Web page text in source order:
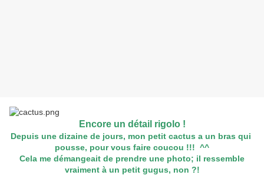
Encore un détail rigolo !
Depuis une dizaine de jours, mon petit cactus a un bras qui
pousse, pour vous faire coucou !!! ^^
Cela me démangeait de prendre une photo; il ressemble
vraiment à un petit gugus, non ?!